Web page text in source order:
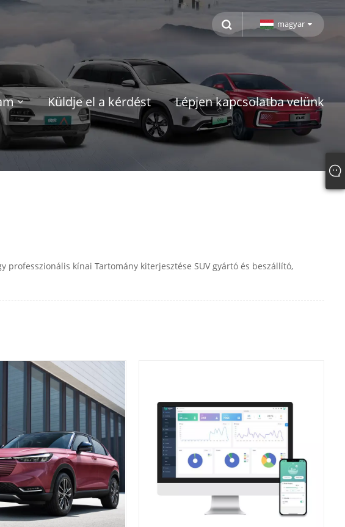
magyar
Küldje el a kérdést Lépjen kapcsolatba velünk
professzionális kínai Tartomány kiterjesztése SUV gyártó és beszállító,